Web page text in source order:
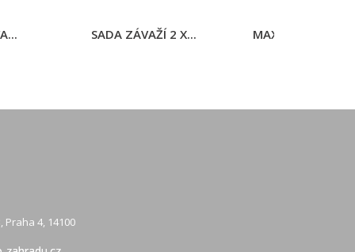
SADA ZÁVAŽÍ 2 X... MAXXIVA PROFI...
Praha 4, 14100